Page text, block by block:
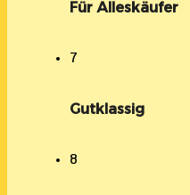
Für Alleskäufer
7
Gutklassig
8